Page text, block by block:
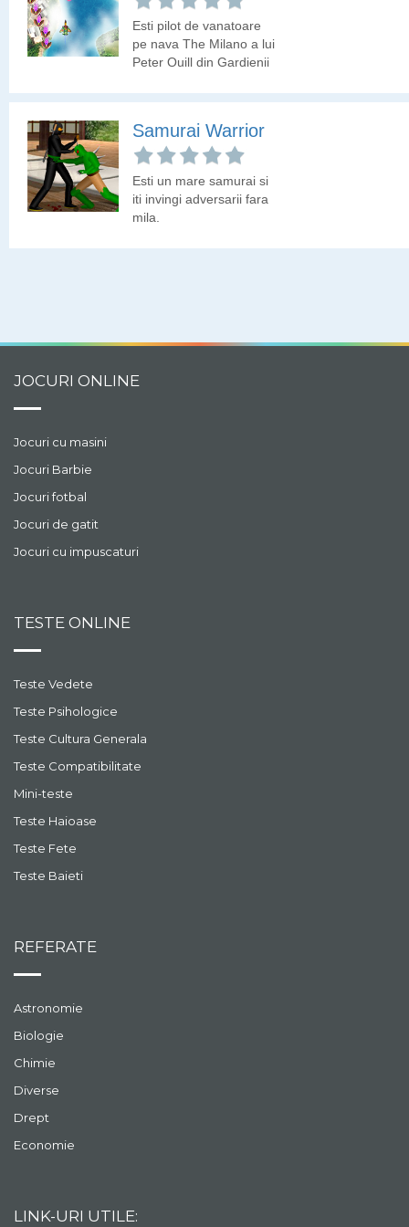
Esti pilot de vanatoare
pe nava The Milano a lui
Peter Quill din Gardienii
Samurai Warrior
Esti un mare samurai si
iti invingi adversarii fara
mila.
JOCURI ONLINE
Jocuri cu masini
Jocuri Barbie
Jocuri fotbal
Jocuri de gatit
Jocuri cu impuscaturi
TESTE ONLINE
Teste Vedete
Teste Psihologice
Teste Cultura Generala
Teste Compatibilitate
Mini-teste
Teste Haioase
Teste Fete
Teste Baieti
REFERATE
Astronomie
Biologie
Chimie
Diverse
Drept
Economie
LINK-URI UTILE: